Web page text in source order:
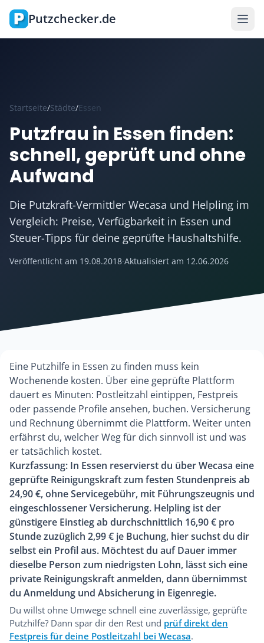
Zum Hauptinhalt springen
Putzchecker.de
Startseite/Städte/Essen
Putzfrau in Essen finden:
schnell, geprüft und ohne
Aufwand
Die Putzkraft-Vermittler Wecasa und Helpling im
Vergleich: Preise, Verfügbarkeit in Essen und
Steuer-Tipps für deine geprüfte Haushaltshilfe.
Veröffentlicht am 19.08.2018·Aktualisiert am 12.06.2026
Eine Putzhilfe in Essen zu finden muss kein
Wochenende kosten. Über eine geprüfte Plattform
dauert es Minuten: Postleitzahl eintippen, Festpreis
oder passende Profile ansehen, buchen. Versicherung
und Rechnung übernimmt die Plattform. Weiter unten
erfährst du, welcher Weg für dich sinnvoll ist und was
er tatsächlich kostet.
Kurzfassung: In Essen reservierst du über Wecasa eine
geprüfte Reinigungskraft zum festen Stundenpreis ab
24,90 €, ohne Servicegebühr, mit Führungszeugnis und
eingeschlossener Versicherung. Helpling ist der
günstigere Einstieg ab durchschnittlich 16,90 € pro
Stunde zuzüglich 2,99 € je Buchung, hier suchst du dir
selbst ein Profil aus. Möchtest du auf Dauer immer
dieselbe Person zum niedrigsten Lohn, lässt sich eine
private Reinigungskraft anmelden, dann übernimmst
du Anmeldung und Absicherung in Eigenregie.
Du willst ohne Umwege schnell eine zuverlässige, geprüfte
Putzhilfe? Dann spar dir den Rest und prüf direkt den
Festpreis für deine Postleitzahl bei Wecasa.